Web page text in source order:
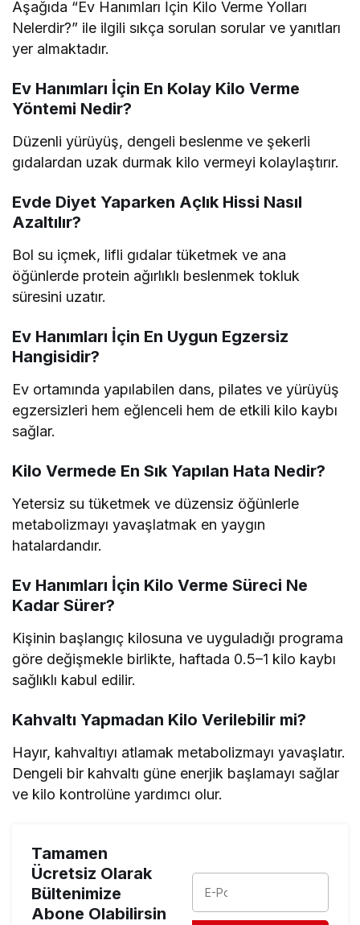
Aşağıda “Ev Hanımları İçin Kilo Verme Yolları
Nelerdir?” ile ilgili sıkça sorulan sorular ve yanıtları
yer almaktadır.
Ev Hanımları İçin En Kolay Kilo Verme
Yöntemi Nedir?
Düzenli yürüyüş, dengeli beslenme ve şekerli
gıdalardan uzak durmak kilo vermeyi kolaylaştırır.
Evde Diyet Yaparken Açlık Hissi Nasıl
Azaltılır?
Bol su içmek, lifli gıdalar tüketmek ve ana
öğünlerde protein ağırlıklı beslenmek tokluk
süresini uzatır.
Ev Hanımları İçin En Uygun Egzersiz
Hangisidir?
Ev ortamında yapılabilen dans, pilates ve yürüyüş
egzersizleri hem eğlenceli hem de etkili kilo kaybı
sağlar.
Kilo Vermede En Sık Yapılan Hata Nedir?
Yetersiz su tüketmek ve düzensiz öğünlerle
metabolizmayı yavaşlatmak en yaygın
hatalardandır.
Ev Hanımları İçin Kilo Verme Süreci Ne
Kadar Sürer?
Kişinin başlangıç kilosuna ve uyguladığı programa
göre değişmekle birlikte, haftada 0.5–1 kilo kaybı
sağlıklı kabul edilir.
Kahvaltı Yapmadan Kilo Verilebilir mi?
Hayır, kahvaltıyı atlamak metabolizmayı yavaşlatır.
Dengeli bir kahvaltı güne enerjik başlamayı sağlar
ve kilo kontrolüne yardımcı olur.
Tamamen
Ücretsiz Olarak
Bültenimize
Abone Olabilirsin